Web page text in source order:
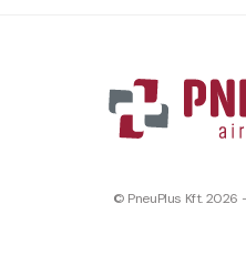
© PneuPlus Kft. 2026